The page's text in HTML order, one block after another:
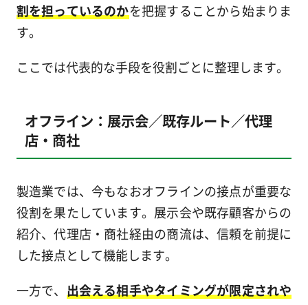
割を担っているのかを把握することから始まりま
す。
ここでは代表的な手段を役割ごとに整理します。
オフライン：展示会／既存ルート／代理
店・商社
製造業では、今もなおオフラインの接点が重要な
役割を果たしています。展示会や既存顧客からの
紹介、代理店・商社経由の商流は、信頼を前提に
した接点として機能します。
一方で、 出会える相手やタイミングが限定されや